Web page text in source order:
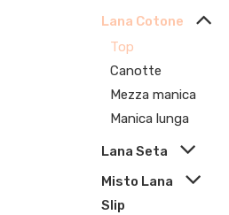
Lana Cotone
Top
Canotte
Mezza manica
Manica lunga
Lana Seta
Misto Lana
Slip